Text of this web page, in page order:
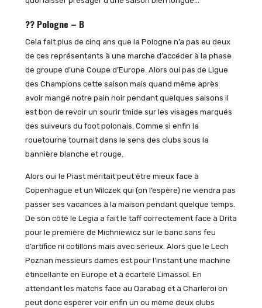
?? Pologne – B
Cela fait plus de cinq ans que la Pologne n’a pas eu deux
de ces représentants à une marche d’accéder à la phase
de groupe d’une Coupe d’Europe. Alors oui pas de Ligue
des Champions cette saison mais quand même après
avoir mangé notre pain noir pendant quelques saisons il
est bon de revoir un sourir tmide sur les visages marqués
des suiveurs du foot polonais. Comme si enfin la
rouetourne tournait dans le sens des clubs sous la
bannière blanche et rouge.
Alors oui le Piast méritait peut être mieux face à
Copenhague et un Wilczek qui (on l’espère) ne viendra pas
passer ses vacances à la maison pendant quelque temps.
De son côté le Legia a fait le taff correctement face à Drita
pour le première de Michniewicz sur le banc sans feu
d’artifice ni cotillons mais avec sérieux. Alors que le Lech
Poznan messieurs dames est pour l’instant une machine
étincellante en Europe et à écartelé Limassol. En
attendant les matchs face au Qarabag et à Charleroi on
peut donc espérer voir enfin un ou même deux clubs